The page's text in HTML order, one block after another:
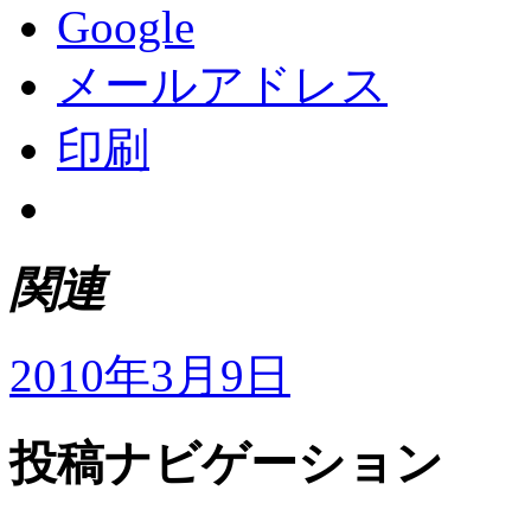
Google
メールアドレス
印刷
関連
2010年3月9日
投稿ナビゲーション